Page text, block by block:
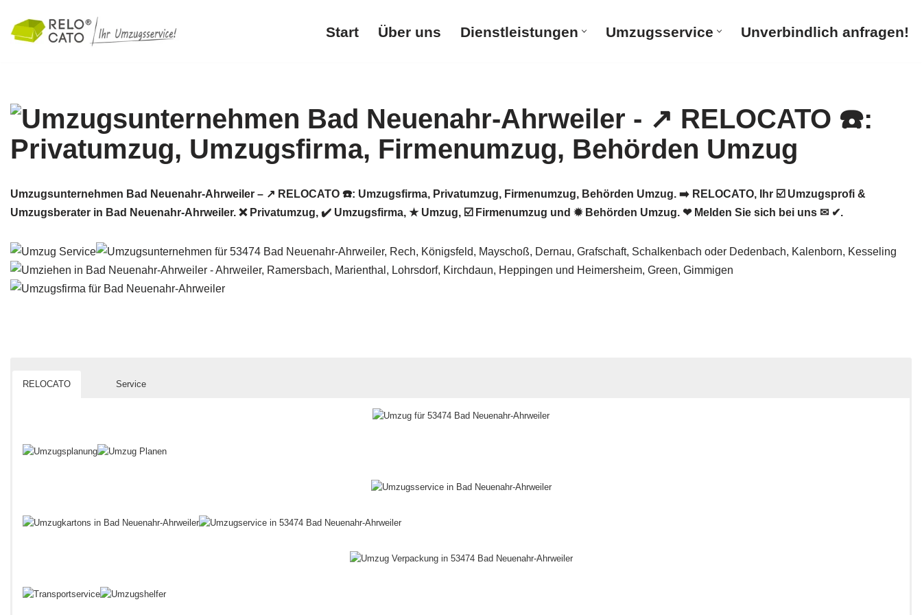
Zum
Start Über uns Dienstleistungen Umzugsservice Unverbindlich anfragen!
Umzugsunternehmen Bad Neuenahr-Ahrweiler – ↗️ RELOCATO ☎️: Umzugsfirma, Privatumzug, Firmenumzug, Behörden Umzug. ➡️ RELOCATO, Ihr ☑️ Umzugsprofi &
Umzugsberater in Bad Neuenahr-Ahrweiler. ❌ Privatumzug, ✔️ Umzugsfirma, ★ Umzug, ☑️ Firmenumzug und ✹ Behörden Umzug. ❤ Melden Sie sich bei uns ✉ ✔.
RELOCATO Service